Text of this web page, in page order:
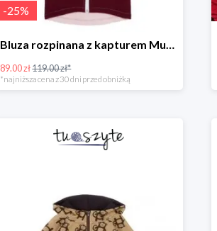
-25%
Bluza rozpinana z kapturem Muchomory
89.00 zł119.00 zł*
*najniższa cena z 30 dni przed obniżką